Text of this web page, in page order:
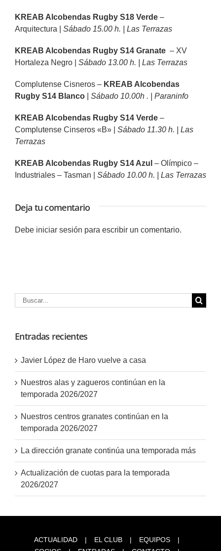
KREAB Alcobendas Rugby S18 Verde –
Arquitectura | Sábado 15.00 h. | Las Terrazas
KREAB Alcobendas Rugby S14 Granate – XV
Hortaleza Negro | Sábado 13.00 h. | Las Terrazas
Complutense Cisneros – KREAB Alcobendas
Rugby S14 Blanco
Sábado 10.00h . | Paraninfo
KREAB Alcobendas Rugby S14 Verde –
Complutense Cinseros «B» | Sábado 11.30 h. | Las
Terrazas
KREAB Alcobendas Rugby S14 Azul – Olímpico –
Industriales – Tasman | Sábado 10.00 h. | Las Terrazas
Deja tu comentario
Debe iniciar sesión para escribir un comentario.
Buscar:
Entradas recientes
Javier López de Haro vuelve a casa
Nuestros alas y zagueros continúan en la
temporada 2026/2027
Nuestros centros granates continúan en la
temporada 2026/2027
La dirección granate continúa una temporada más
Actualización de cuotas para la temporada
2026/2027
ACTUALIDAD EL CLUB
EQUIPOS